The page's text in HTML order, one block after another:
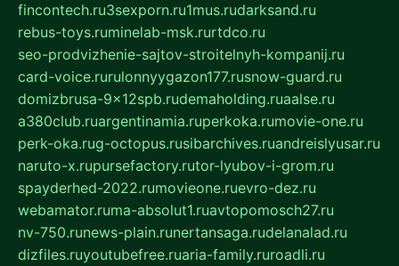
fincontech.ru3sexporn.ru1mus.rudarksand.ru
rebus-toys.ruminelab-msk.rurtdco.ru
seo-prodvizhenie-sajtov-stroitelnyh-kompanij.ru
card-voice.rurulonnyygazon177.rusnow-guard.ru
domizbrusa-9x12spb.rudemaholding.ruaalse.ru
a380club.ruargentinamia.ruperkoka.rumovie-one.ru
perk-oka.rug-octopus.rusibarchives.ruandreislyusar.ru
naruto-x.rupursefactory.rutor-lyubov-i-grom.ru
spayderhed-2022.rumovieone.ruevro-dez.ru
webamator.ruma-absolut1.ruavtopomosch27.ru
nv-750.runews-plain.runertansaga.rudelanalad.ru
dizfiles.ruyoutubefree.ruaria-family.ruroadli.ru